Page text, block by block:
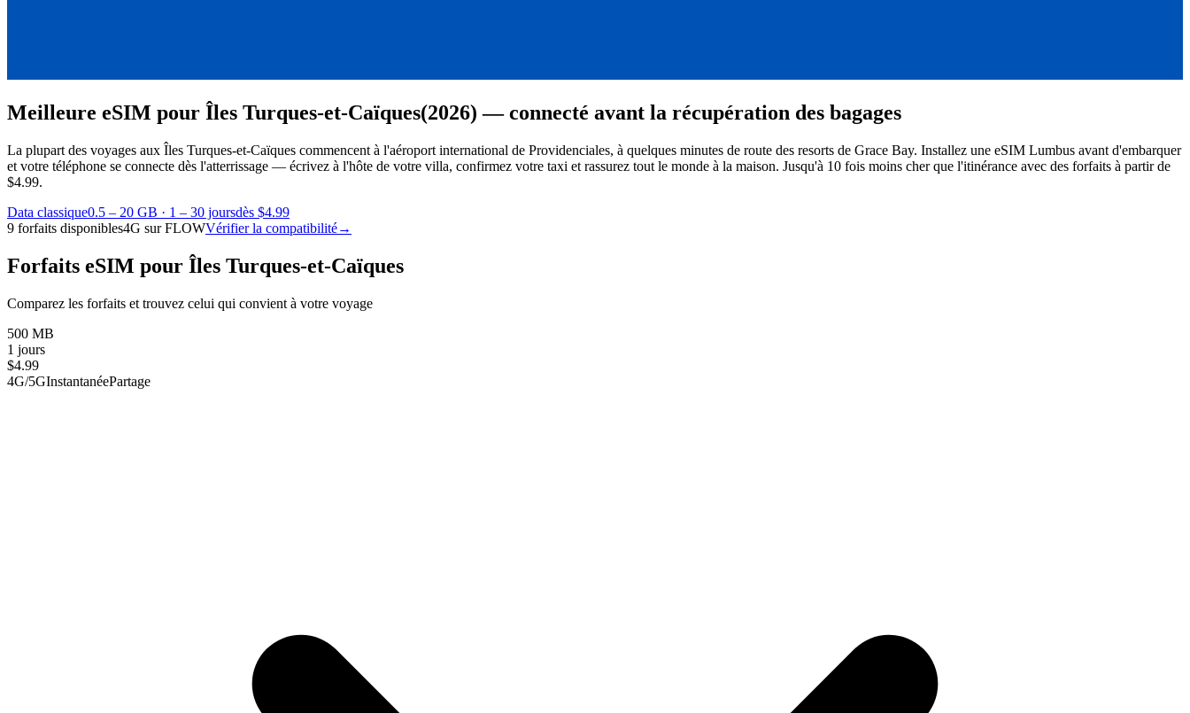
Meilleure eSIM pour Îles Turques-et-Caïques(2026) — connecté avant la récupération des bagages
La plupart des voyages aux Îles Turques-et-Caïques commencent à l'aéroport international de Providenciales, à quelques minutes de route des resorts de Grace Bay. Installez une eSIM Lumbus avant d'embarquer
et votre téléphone se connecte dès l'atterrissage — écrivez à l'hôte de votre villa, confirmez votre taxi et rassurez tout le monde à la maison. Jusqu'à 10 fois moins cher que l'itinérance avec des forfaits à partir de
$4.99.
Data classique0.5 – 20 GB · 1 – 30 joursdès $4.99
9 forfaits disponibles4G sur FLOWVérifier la compatibilité→
Forfaits eSIM pour Îles Turques-et-Caïques
Comparez les forfaits et trouvez celui qui convient à votre voyage
500 MB
1 jours
$4.99
4G/5GInstantanéePartage